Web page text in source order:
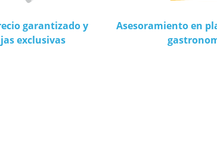
garantizado y
exclusivas
Asesoramiento en